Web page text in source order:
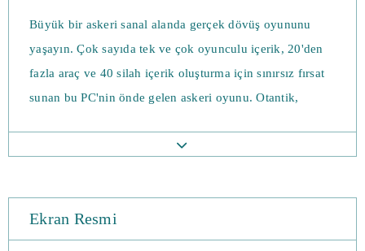
Büyük bir askeri sanal alanda gerçek dövüş oyununu
yaşayın. Çok sayıda tek ve çok oyunculu içerik, 20'den
fazla araç ve 40 silah içerik oluşturma için sınırsız fırsat
sunan bu PC'nin önde gelen askeri oyunu. Otantik,
Arazi: Düşmanınızı 290 km²'lik Akdeniz Adası arazisine
Tek Kişilik Oyuncu: Akdeniz'deki bir sıcak noktada
yakalanan asker Ben Kerry'nin öyküsünü, üç oyun
bölümünde takip ediniz: hayatta kalma, özelleştirme,
Ekran Resmi